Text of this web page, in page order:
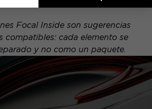
Focal Inside son sugerencias
compatibles: cada elemento se
y no como un paquete.